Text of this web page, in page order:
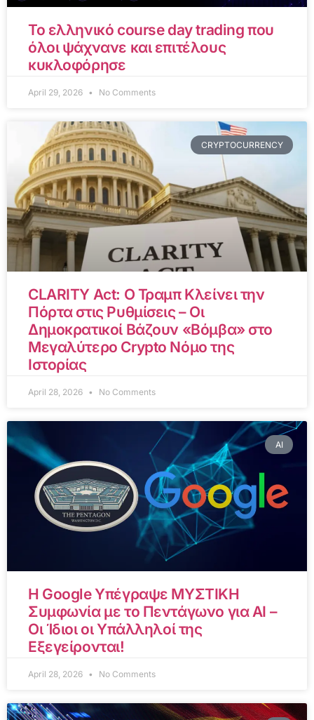
Το ελληνικό course day trading που
όλοι ψάχνανε και επιτέλους
κυκλοφόρησε
April 29, 2026 No Comments
CRYPTOCURRENCY
CLARITY Act: Ο Τραμπ Κλείνει την
Πόρτα στις Ρυθμίσεις – Οι
Δημοκρατικοί Βάζουν «Βόμβα» στο
Μεγαλύτερο Crypto Νόμο της
Ιστορίας
April 28, 2026 No Comments
AI
Η Google Υπέγραψε ΜΥΣΤΙΚΗ
Συμφωνία με το Πεντάγωνο για AI –
Οι Ίδιοι οι Υπάλληλοί της
Εξεγείρονται!
April 28, 2026 No Comments